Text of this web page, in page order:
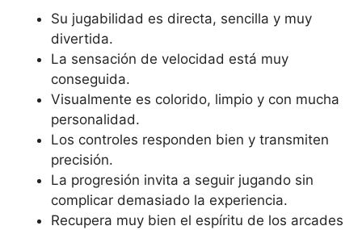
Su jugabilidad es directa, sencilla y muy
divertida.
La sensación de velocidad está muy
conseguida.
Visualmente es colorido, limpio y con mucha
personalidad.
Los controles responden bien y transmiten
precisión.
La progresión invita a seguir jugando sin
complicar demasiado la experiencia.
Recupera muy bien el espíritu de los arcades